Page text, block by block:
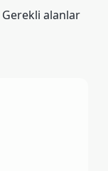
Gerekli alanlar